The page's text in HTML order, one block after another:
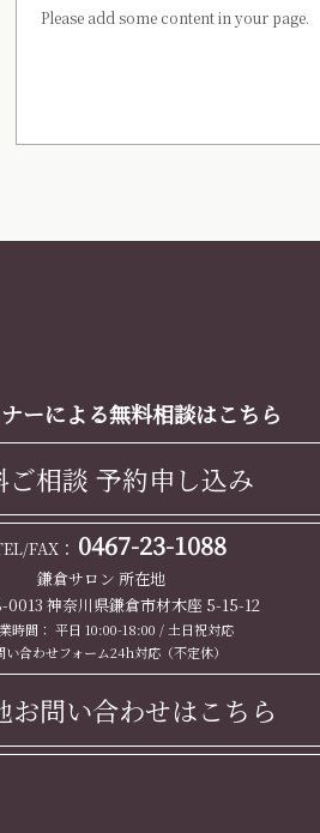
Please add some content in your page.
ーによる無料相談はこちら
ご相談 予約申し込み
FAX： 0467-23-1088
鎌倉サロン 所在地
0013 神奈川県鎌倉市材木座 5-15-12
時間： 平日 10:00-18:00 / 土日祝対応
い合わせフォーム24h対応（不定休）
お問い合わせはこちら